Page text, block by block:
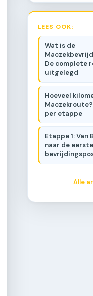
LEES OOK:
Wat is de
De complete
uitgelegd
Hoeveel
per etappe
Etappe 1: Van
naar de
Alle